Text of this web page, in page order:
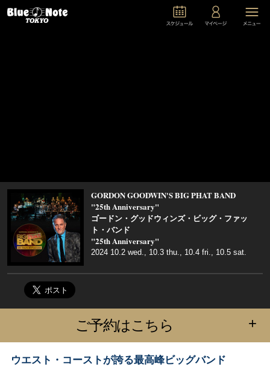
GORDON GOODWIN'S BIG PHAT BAND
"25th Anniversary"
ゴードン・グッドウィンズ・ビッグ・ファッ
ト・バンド
"25th Anniversary"
2024 10.2 wed., 10.3 thu., 10.4 fri., 10.5 sat.
ご予約はこちら +
ウエスト・コーストが誇る最高峰ビッグバンド